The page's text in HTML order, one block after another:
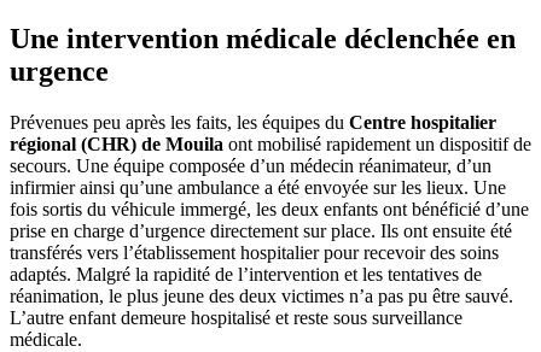
Une intervention médicale déclenchée en
urgence
Prévenues peu après les faits, les équipes du Centre hospitalier
régional (CHR) de Mouila ont mobilisé rapidement un dispositif de
secours. Une équipe composée d’un médecin réanimateur, d’un
infirmier ainsi qu’une ambulance a été envoyée sur les lieux. Une
fois sortis du véhicule immergé, les deux enfants ont bénéficié d’une
prise en charge d’urgence directement sur place. Ils ont ensuite été
transférés vers l’établissement hospitalier pour recevoir des soins
adaptés. Malgré la rapidité de l’intervention et les tentatives de
réanimation, le plus jeune des deux victimes n’a pas pu être sauvé.
L’autre enfant demeure hospitalisé et reste sous surveillance
médicale.